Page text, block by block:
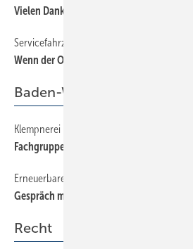
Vielen Dank für ­Ihre Leserbriefe
Servicefahrzeug
Wenn der Osterhase auf dem Dach mitfährt
Baden-Württemberg
Klempnerei
Fachgruppensitzung
Erneuerbare Energien
Gespräch mit Tanja Gönner
Recht